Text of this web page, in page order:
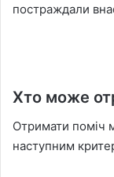
постраждали
Хто може
Отримати поміч
наступним